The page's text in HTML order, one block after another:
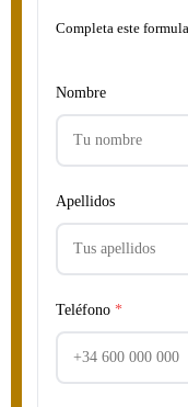
Completa este
Nombre
Apellidos
Teléfono *